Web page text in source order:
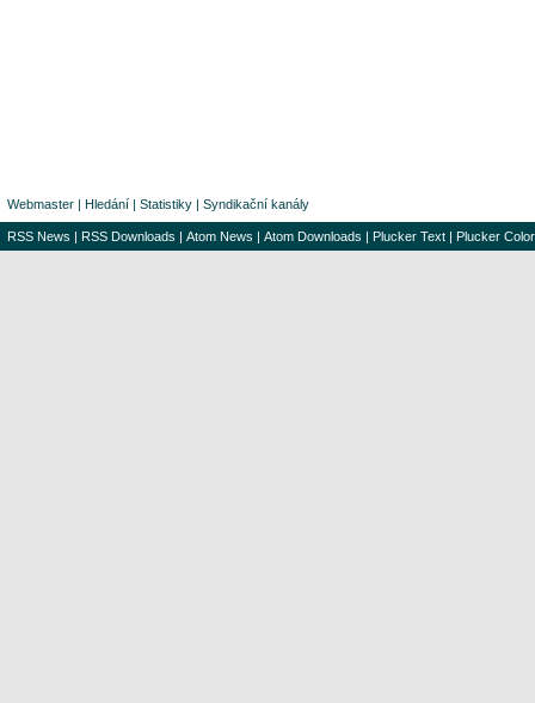
Webmaster | Hledání | Statistiky | Syndikační kanály
RSS News | RSS Downloads | Atom News | Atom Downloads | Plucker Text | Plucker Color